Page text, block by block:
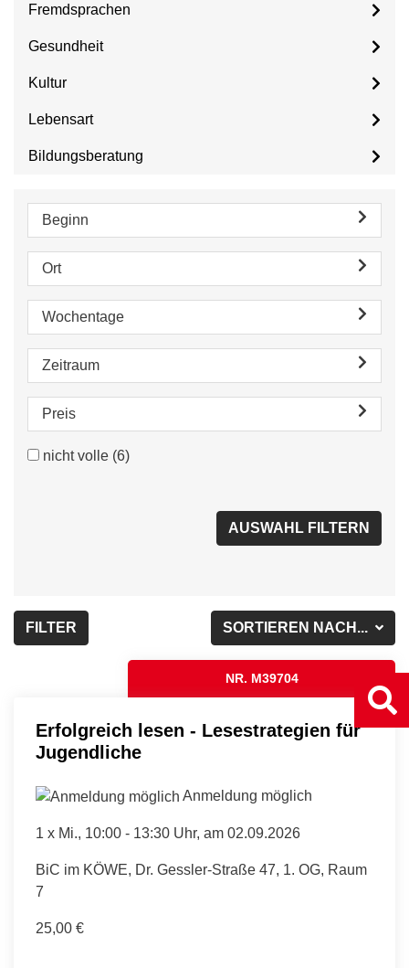
Fremdsprachen
Gesundheit
Kultur
Lebensart
Bildungsberatung
Beginn
Ort
Wochentage
Zeitraum
Preis
nicht volle (6)
SORTIEREN NACH...
FILTER
NR. M39704
Erfolgreich lesen - Lesestrategien für
Jugendliche
Anmeldung möglich
1 x Mi., 10:00 - 13:30 Uhr, am 02.09.2026
BiC im KÖWE, Dr. Gessler-Straße 47, 1. OG, Raum
7
25,00 €